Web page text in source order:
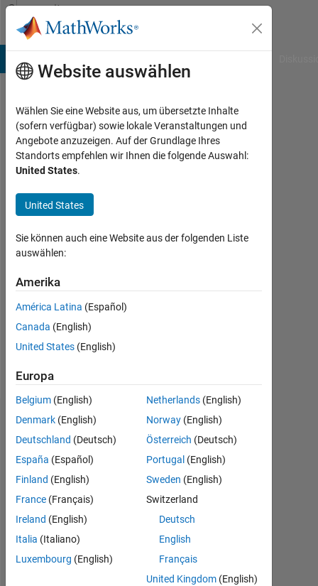
Weiter zum Inhalt
Community
Profile
Razin
Zuhair
Aktiv
2019
Followers:
Following:
0
Follow
Dashboard
Statistik
MATLAB Answers
-2
-1 2
3
Website auswählen
Wählen Sie eine Website aus, um übersetzte Inhalte
(sofern verfügbar) sowie lokale Veranstaltungen und
Angebote anzuzeigen. Auf der Grundlage Ihres
Standorts empfehlen wir Ihnen die folgende Auswahl:
United States.
United States
Sie können auch eine Website aus der folgenden Liste
auswählen:
Amerika
América Latina (Español)
Canada (English)
United States (English)
Europa
Belgium (English)
Denmark (English)
Deutschland (Deutsch)
España (Español)
Finland (English)
France (Français)
Ireland (English)
Italia (Italiano)
Luxembourg (English)
Netherlands (English)
Norway (English)
Österreich (Deutsch)
Portugal (English)
Sweden (English)
Switzerland
Deutsch
English
Français
United Kingdom (English)